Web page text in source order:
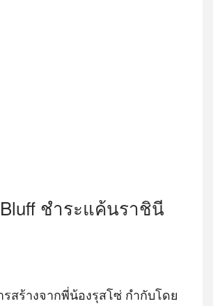
ชำระแค้นราชินี
สร้างจากพี่น้องรุสโซ่ กำกับโดย